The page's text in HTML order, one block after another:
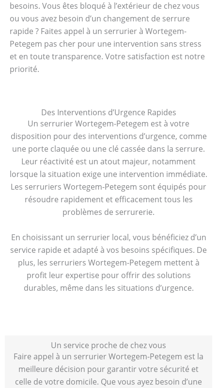
besoins. Vous êtes bloqué à l’extérieur de chez vous
ou vous avez besoin d’un changement de serrure
rapide ? Faites appel à un serrurier à Wortegem-
Petegem pas cher pour une intervention sans stress
et en toute transparence. Votre satisfaction est notre
priorité.
Des Interventions d’Urgence Rapides
Un serrurier Wortegem-Petegem est à votre
disposition pour des interventions d’urgence, comme
une porte claquée ou une clé cassée dans la serrure.
Leur réactivité est un atout majeur, notamment
lorsque la situation exige une intervention immédiate.
Les serruriers Wortegem-Petegem sont équipés pour
résoudre rapidement et efficacement tous les
problèmes de serrurerie.
En choisissant un serrurier local, vous bénéficiez d’un
service rapide et adapté à vos besoins spécifiques. De
plus, les serruriers Wortegem-Petegem mettent à
profit leur expertise pour offrir des solutions
durables, même dans les situations d’urgence.
Un service proche de chez vous
Faire appel à un serrurier Wortegem-Petegem est la
meilleure décision pour garantir votre sécurité et
celle de votre domicile. Que vous ayez besoin d’une